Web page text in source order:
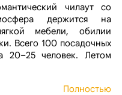
чилаут со
держится на
мебели, обилии
Всего 100 посадочных
20–25 человек. Летом
Полностью